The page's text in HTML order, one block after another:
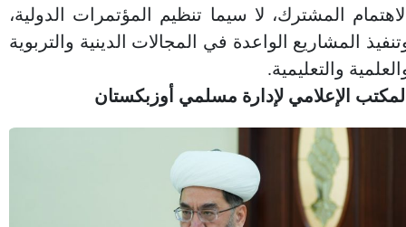
المشترك، لا سيما تنظيم المؤتمرات الدولية،
المشاريع الواعدة في المجالات الدينية والتربوية
والتعليمية.
الإعلامي لإدارة مسلمي أوزبكستان